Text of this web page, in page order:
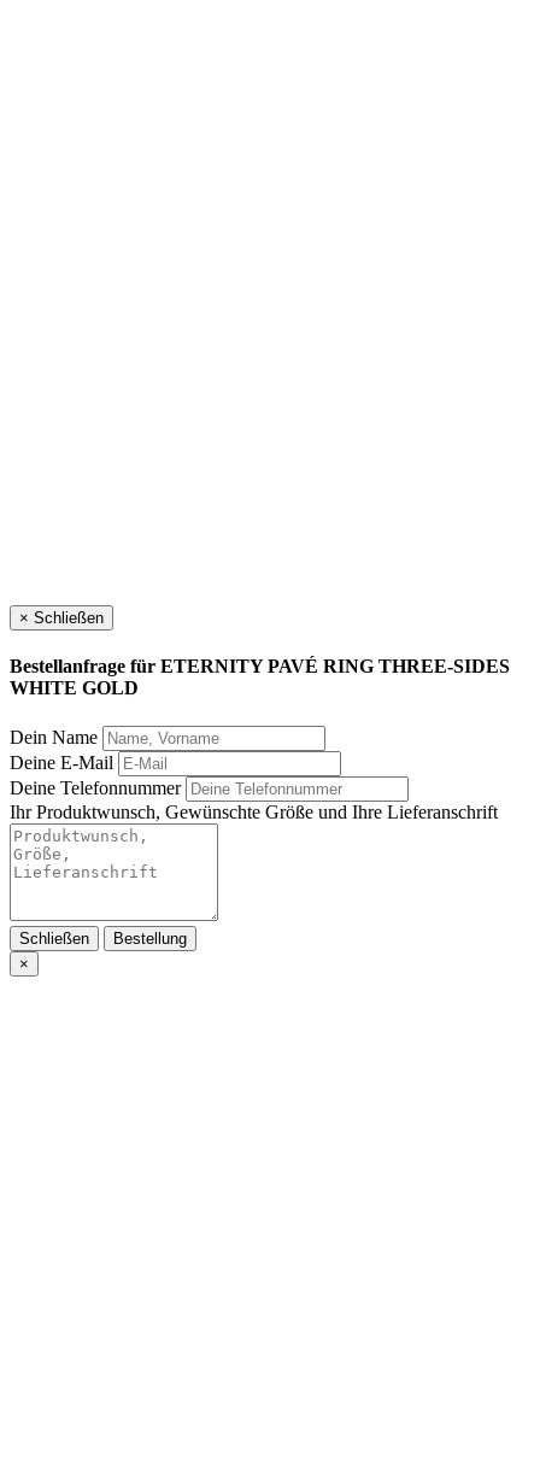
× Schließen
Bestellanfrage für ETERNITY PAVÉ RING THREE-SIDES
WHITE GOLD
Dein Name
Deine E-Mail
Deine Telefonnummer
Ihr Produktwunsch, Gewünschte Größe und Ihre Lieferanschrift
Schließen
Bestellung
×